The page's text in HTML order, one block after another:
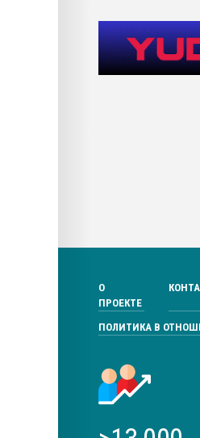
О
ПРОЕКТЕ
ПОЛИТИКА В